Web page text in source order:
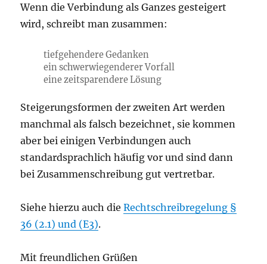
Wenn die Verbindung als Ganzes gesteigert
wird, schreibt man zusammen:
tiefgehendere Gedanken
ein schwerwiegenderer Vorfall
eine zeitsparendere Lösung
Steigerungsformen der zweiten Art werden
manchmal als falsch bezeichnet, sie kommen
aber bei einigen Verbindungen auch
standardsprachlich häufig vor und sind dann
bei Zusammenschreibung gut vertretbar.
Siehe hierzu auch dieRechtschreibregelung §
36 (2.1) und (E3).
Mit freundlichen Grüßen